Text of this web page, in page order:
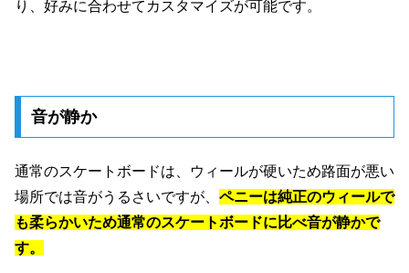
り、好みに合わせてカスタマイズが可能です。
音が静か
通常のスケートボードは、ウィールが硬いため路面が悪い
場所では音がうるさいですが、 ペニーは純正のウィールで
も柔らかいため通常のスケートボードに比べ音が静かで
す。